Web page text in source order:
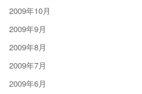
2009年10月
2009年9月
2009年8月
2009年7月
2009年6月